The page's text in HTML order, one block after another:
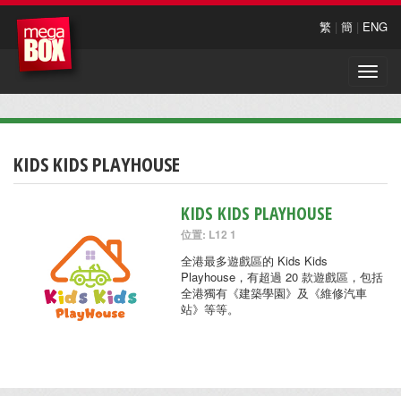
繁 | 簡 | ENG
Toggle
KIDS KIDS PLAYHOUSE
KIDS KIDS PLAYHOUSE
位置: L12 1
全港最多遊戲區的 Kids Kids
Playhouse，有超過 20 款遊戲區，包括
全港獨有《建築學園》及《維修汽車
站》等等。